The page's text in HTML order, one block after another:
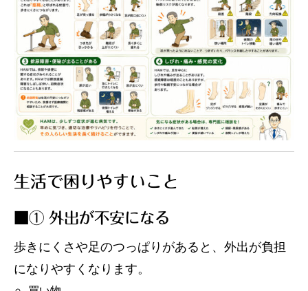
生活で困りやすいこと
■① 外出が不安になる
歩きにくさや足のつっぱりがあると、外出が負担
になりやすくなります。